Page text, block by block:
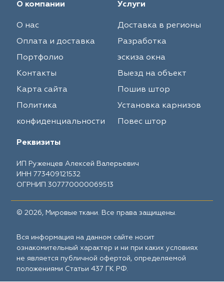
О компании
О нас
Оплата и доставка
Портфолио
Контакты
Карта сайта
Политика
конфиденциальности
Услуги
Доставка в регионы
Разработка
эскиза окна
Выезд на объект
Пошив штор
Установка карнизов
Повес штор
Реквизиты
ИП Руженцев Алексей Валерьевич
ИНН 773409121532
ОГРНИП 307770000069513
© 2026, Мировые ткани. Все права защищены.
Вся информация на данном сайте носит
ознакомительный характер и ни при каких условиях
не является публичной офертой, определяемой
положениями Статьи 437 ГК РФ.